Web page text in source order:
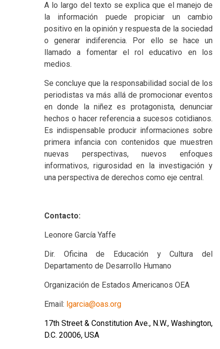
A lo largo del texto se explica que el manejo de
la información puede propiciar un cambio
positivo en la opinión y respuesta de la sociedad
o generar indiferencia. Por ello se hace un
llamado a fomentar el rol educativo en los
medios.
Se concluye que la responsabilidad social de los
periodistas va más allá de promocionar eventos
en donde la niñez es protagonista, denunciar
hechos o hacer referencia a sucesos cotidianos.
Es indispensable producir informaciones sobre
primera infancia con contenidos que muestren
nuevas perspectivas, nuevos enfoques
informativos, rigurosidad en la investigación y
una perspectiva de derechos como eje central.
Contacto:
Leonore García Yaffe
Dir. Oficina de Educación y Cultura del
Departamento de Desarrollo Humano
Organización de Estados Americanos OEA
Email: lgarcia@oas.org
17th Street & Constitution Ave., N.W., Washington,
D.C. 20006, USA